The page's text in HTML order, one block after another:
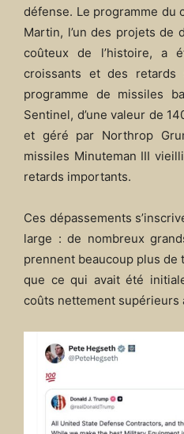
défense. Le programme du
Martin, l’un des projets de
coûteux de l’histoire, a
croissants et des retards
programme de missiles
Sentinel, d’une valeur de
et géré par Northrop
missiles Minuteman III
retards importants.
Ces dépassements
large : de nombreux
prennent beaucoup plus
que ce qui avait été
coûts nettement supérieurs